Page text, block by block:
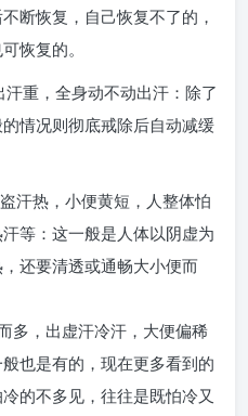
断恢复，自己恢复不了的，
恢复的。
重，全身动不动出汗：除了
情况则彻底戒除后自动减缓
汗热，小便黄短，人整体怕
等：这一般是人体以阴虚为
还要清透或通畅大小便而
多，出虚汗冷汗，大便偏稀
也是有的，现在更多看到的
的不多见，往往是既怕冷又